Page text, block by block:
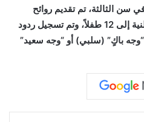
سن الثالثة، تم تقديم روائح
الكرنب والجزر على مسحات قطنية إلى 12 طفلاً، وتم تسجيل ردود
“وجه باكٍ” (سلبي) أو “وجه سعيد”